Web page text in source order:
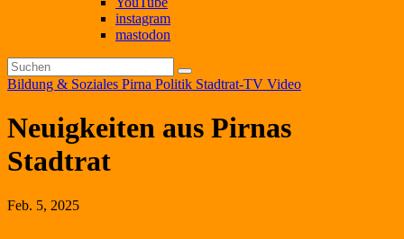
instagram
mastodon
Bildung & Soziales Pirna Politik Stadtrat-TV Video
Neuigkeiten aus Pirnas
Stadtrat
Feb. 5, 2025